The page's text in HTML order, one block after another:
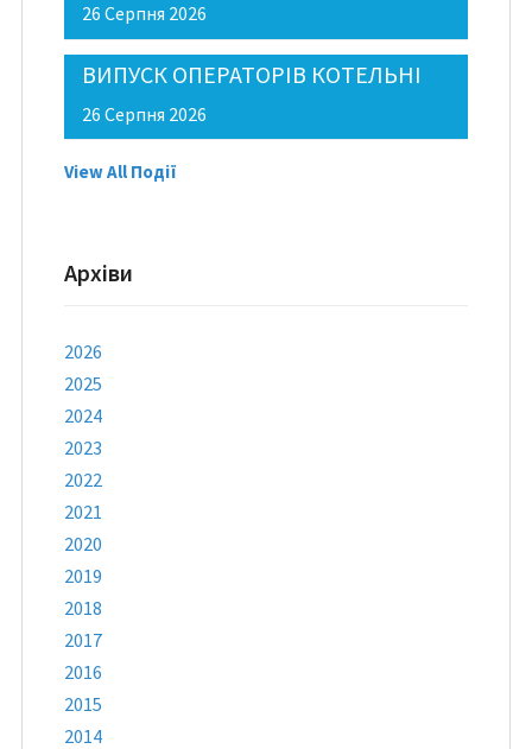
26 Серпня 2026
ВИПУСК ОПЕРАТОРІВ КОТЕЛЬНІ
26 Серпня 2026
View All Події
Архіви
2026
2025
2024
2023
2022
2021
2020
2019
2018
2017
2016
2015
2014